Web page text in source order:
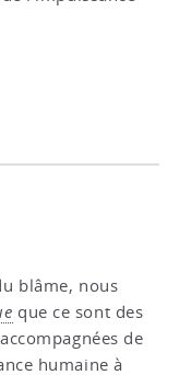
blâme, nous
que ce sont des
de
humaine à